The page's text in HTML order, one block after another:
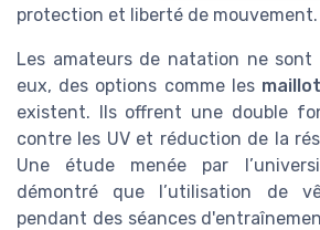
protection et liberté de mouvement.
Les amateurs de natation ne sont
eux, des options comme les
existent. Ils offrent une double
contre les UV et réduction de la
Une étude menée par
démontré que l’utilisation de
pendant des séances